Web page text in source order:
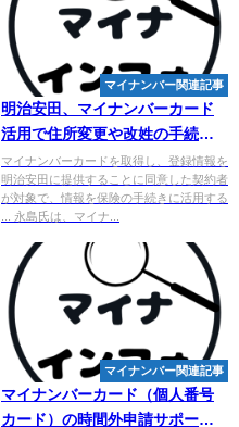
マイナンバー関連記事
明治安田、 マイナンバーカード
活用で住所変更や改姓の手続き
不要に - 朝日新聞デジタル
マイナンバーカードを取得し、登録情報を
明治安田に提供することに同意した契約者
が対象で、情報を保険の手続きに活用する
... 永島氏は、マイナ...
マイナンバー関連記事
マイナンバーカード（個人番号
カード）の時間外申請サポー